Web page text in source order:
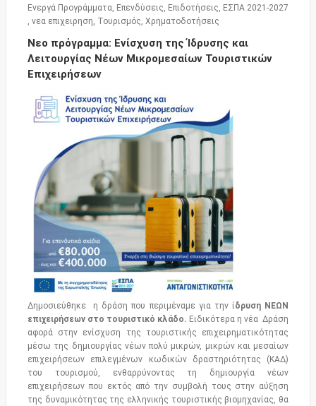
Ενεργά Προγράμματα Επενδύσεις Επιδοτήσεις ΕΣΠΑ 2021-2027
νεα επιχειρηση Τουρισμός Χρηματοδοτήσεις
Νεο πρόγραμμα: Ενίσχυση της Ίδρυσης και
Λειτουργίας Νέων Μικρομεσαίων Τουριστικών
Επιχειρήσεων
Δημοσιεύθηκε η δράση που περιμέναμε για την ίδρυση ΝΕΩΝ
επιχειρήσεων στο τουριστικό κλάδο. Ειδικότερα η νέα Δράση
αφορά στην ενίσχυση της τουριστικής επιχειρηματικότητας
μέσω της δημιουργίας νέων πολύ μικρών, μικρών και μεσαίων
επιχειρήσεων επιλεγμένων κωδικών δραστηριότητας (ΚΑΔ)
του τουρισμού, ενθαρρύνοντας τη δημιουργία νέων
επιχειρήσεων που εκτός από την συμβολή τους στην αύξηση
της δυναμικότητας της ελληνικής τουριστικής βιομηχανίας, θα